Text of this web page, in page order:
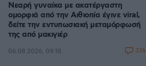
Νεαρή γυναίκα με ακατέργαστη
ομορφιά από την Αιθιοπία έγινε viral,
δείτε την εντυπωσιακή μεταμόρφωσή
της από μακιγιέρ
06.08.2026, 09:18 376